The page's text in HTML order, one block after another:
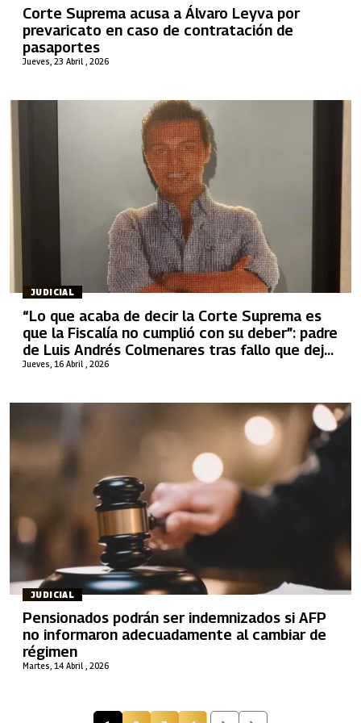
Jueves, 23 Abril , 2026
Corte Suprema acusa a Álvaro Leyva por
prevaricato en caso de contratación de
pasaportes
JUDICIAL
Jueves, 16 Abril , 2026
“Lo que acaba de decir la Corte Suprema es
que la Fiscalía no cumplió con su deber”: padre
de Luis Andrés Colmenares tras fallo que dejó
en firme la absolución de Laura Moreno
JUDICIAL
Martes, 14 Abril , 2026
Pensionados podrán ser indemnizados si AFP
no informaron adecuadamente al cambiar de
régimen